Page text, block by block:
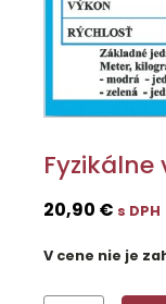
Fyzikálne
20,90 € s DPH
V cene nie je